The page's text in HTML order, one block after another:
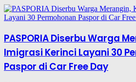
PASPORIA Diserbu Warga
Imigrasi Kerinci Layani 30
Paspor di Car Free Day